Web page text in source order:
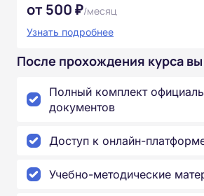
от 500 ₽/месяц
Узнать подробнее
После прохождения курса
Полный комплект
документов
Доступ к онлайн-
Учебно-методические